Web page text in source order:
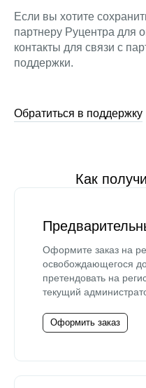
Если вы хотите
партнеру Руцентра для
контакты для связи с
поддержки.
Обратиться в поддержку
Как
Оформите заказ на
освобождающегося
претендовать на
текущий
Оформить заказ